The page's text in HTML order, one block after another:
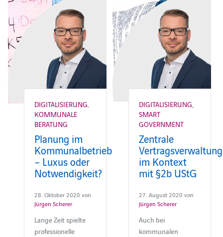
DIGITALISIERUNG,
KOMMUNALE
BERATUNG
Planung im
Kommunalbetrieb
– Luxus oder
Notwendigkeit?
28. Oktober 2020 von
Jürgen Scherer
Lange Zeit spielte
professionelle
DIGITALISIERUNG,
SMART
GOVERNMENT
Zentrale
Vertragsverwaltung
im Kontext
mit §2b UStG
27. August 2020 von
Jürgen Scherer
Auch bei
kommunalen